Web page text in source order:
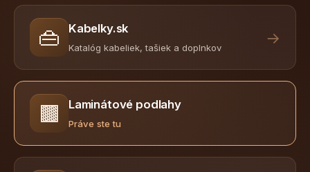
👜 Kabelky.sk
Katalóg kabeliek, tašiek a doplnkov
→
🟫 Laminátové podlahy
Práve ste tu